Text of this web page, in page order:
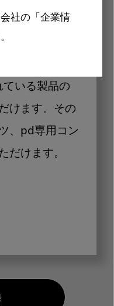
社の「企業情
可能
いる製品の
けます。その
、pd専用コン
だけます。